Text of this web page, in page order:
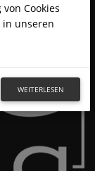
Cookies
in unseren
WEITERLESEN